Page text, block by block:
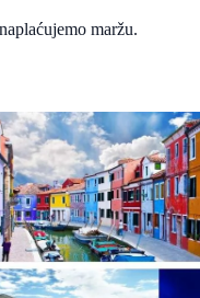
maržu.